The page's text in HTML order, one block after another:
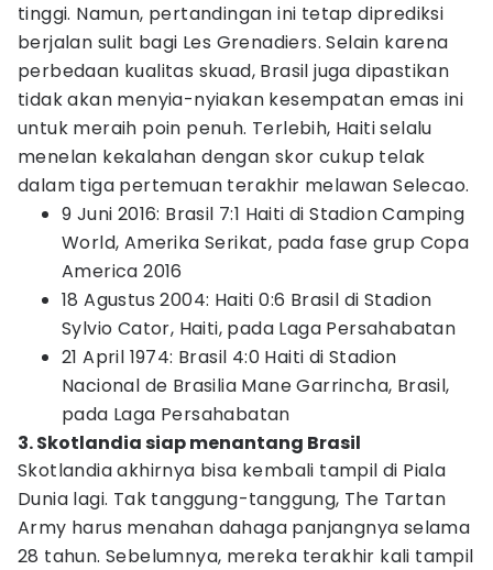
tinggi. Namun, pertandingan ini tetap diprediksi
berjalan sulit bagi Les Grenadiers. Selain karena
perbedaan kualitas skuad, Brasil juga dipastikan
tidak akan menyia-nyiakan kesempatan emas ini
untuk meraih poin penuh. Terlebih, Haiti selalu
menelan kekalahan dengan skor cukup telak
dalam tiga pertemuan terakhir melawan Selecao.
9 Juni 2016: Brasil 7:1 Haiti di Stadion Camping
World, Amerika Serikat, pada fase grup Copa
America 2016
18 Agustus 2004: Haiti 0:6 Brasil di Stadion
Sylvio Cator, Haiti, pada Laga Persahabatan
21 April 1974: Brasil 4:0 Haiti di Stadion
Nacional de Brasilia Mane Garrincha, Brasil,
pada Laga Persahabatan
3. Skotlandia siap menantang Brasil
Skotlandia akhirnya bisa kembali tampil di Piala
Dunia lagi. Tak tanggung-tanggung, The Tartan
Army harus menahan dahaga panjangnya selama
28 tahun. Sebelumnya, mereka terakhir kali tampil